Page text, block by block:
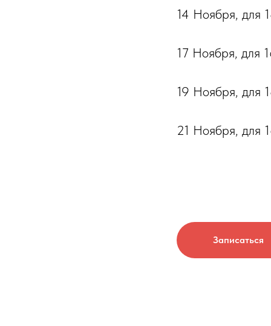
14 Ноября, для
17 Ноября, для
19 Ноября, для
21 Ноября, для
Записаться